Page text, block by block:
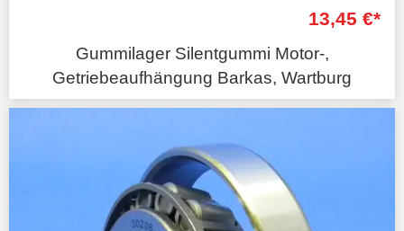
13,45 €*
Gummilager Silentgummi Motor-,
Getriebeaufhängung Barkas, Wartburg